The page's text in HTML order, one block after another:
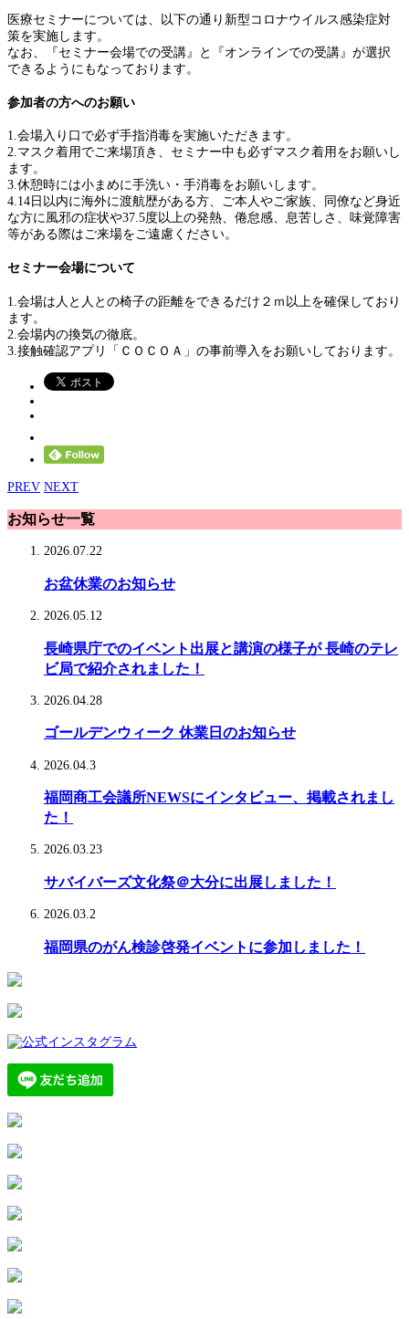
医療セミナーについては、以下の通り新型コロナウイルス感染症対
策を実施します。
なお、『セミナー会場での受講』と『オンラインでの受講』が選択
できるようにもなっております。
参加者の方へのお願い
1.会場入り口で必ず手指消毒を実施いただきます。
2.マスク着用でご来場頂き、セミナー中も必ずマスク着用をお願いし
ます。
3.休憩時には小まめに手洗い・手消毒をお願いします。
4.14日以内に海外に渡航歴がある方、ご本人やご家族、同僚など身近
な方に風邪の症状や37.5度以上の発熱、倦怠感、息苦しさ、味覚障害
等がある際はご来場をご遠慮ください。
セミナー会場について
1.会場は人と人との椅子の距離をできるだけ２ｍ以上を確保しており
ます。
2.会場内の換気の徹底。
3.接触確認アプリ「ＣＯＣＯＡ」の事前導入をお願いしております。
PREV NEXT
お知らせ一覧
2026.07.22
お盆休業のお知らせ
2026.05.12
長崎県庁でのイベント出展と講演の様子が 長崎のテレ
ビ局で紹介されました！
2026.04.28
ゴールデンウィーク 休業日のお知らせ
2026.04.3
福岡商工会議所NEWSにインタビュー、掲載されまし
た！
2026.03.23
サバイバーズ文化祭＠大分に出展しました！
2026.03.2
福岡県のがん検診啓発イベントに参加しました！